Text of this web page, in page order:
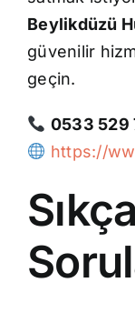
Beylikdüzü
güvenilir
geçin.
0533 529
https://